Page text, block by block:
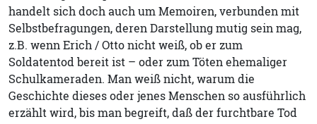
handelt sich doch auch um Memoiren, verbunden mit
Selbstbefragungen, deren Darstellung mutig sein mag,
z.B. wenn Erich / Otto nicht weiß, ob er zum
Soldatentod bereit ist – oder zum Töten ehemaliger
Schulkameraden. Man weiß nicht, warum die
Geschichte dieses oder jenes Menschen so ausführlich
erzählt wird, bis man begreift, daß der furchtbare Tod